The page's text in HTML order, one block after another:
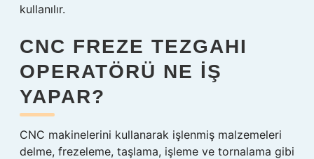
kullanılır.
CNC FREZE TEZGAHI
OPERATÖRÜ NE IŞ
YAPAR?
CNC makinelerini kullanarak işlenmiş malzemeleri
delme, frezeleme, taşlama, işleme ve tornalama gibi